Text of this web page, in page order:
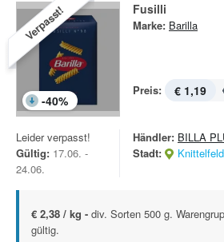
Verpasst!
-40%
Fusilli
Marke: Barilla
Preis: € 1,19
Leider verpasst!
Gültig: 17.06. -
24.06.
Händler: BILLA
Stadt:
Knittelfeld
€ 2,38 / kg - div. Sorten 500 g.
gültig.